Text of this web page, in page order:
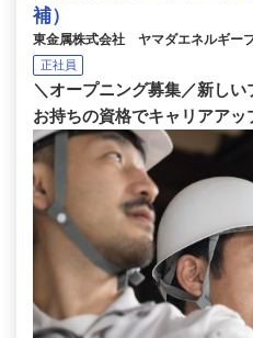
補）
東金属株式会社 ヤマダエネルギー
正社員
＼オープニング募集／新しい
お持ちの資格でキャリアアッ